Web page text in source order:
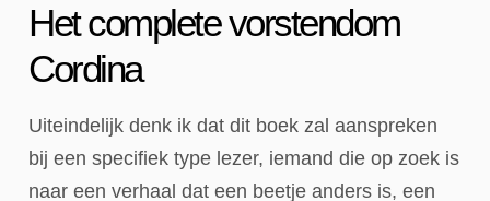
Het complete vorstendom
Cordina
Uiteindelijk denk ik dat dit boek zal aanspreken
bij een specifiek type lezer, iemand die op zoek is
naar een verhaal dat een beetje anders is, een